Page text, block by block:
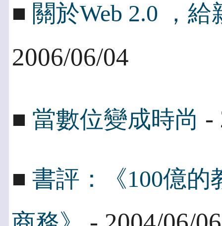
■ 關於Web 2.0 ，
2006/06/04
■ 當數位變成時尚 -
■ 書評：《100億的